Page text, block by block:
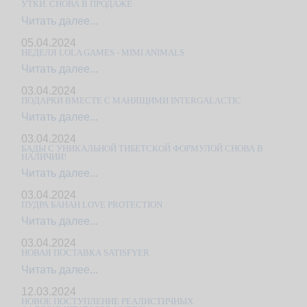
УТКИ. СНОВА В ПРОДАЖЕ
Читать далее...
05.04.2024
НЕДЕЛЯ LOLA GAMES - MIMI ANIMALS
Читать далее...
03.04.2024
ПOДAРКИ ВМЕСТЕ С МАНЯЩИМИ INTERGALACTIC
Читать далее...
03.04.2024
БАДЫ С УНИКАЛЬНОЙ ТИБЕТСКОЙ ФОРМУЛОЙ СНОВА В
НАЛИЧИИ!
Читать далее...
03.04.2024
ПУДРА БАНАН LOVE PROTECTION
Читать далее...
03.04.2024
НОВАЯ ПОСТАВКА SATISFYER
Читать далее...
12.03.2024
НОВОЕ ПОСТУПЛЕНИЕ РЕАЛИСТИЧНЫХ